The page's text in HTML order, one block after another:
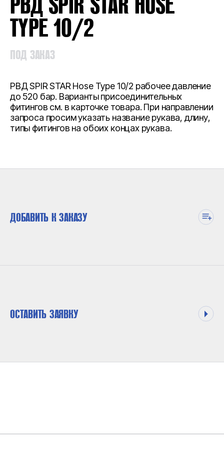
TYPE 10/2
ПОД ЗАКАЗ
РВД SPIR STAR Hose Type 10/2 рабочее давление
до 520 бар. Варианты присоединительных
фитингов см. в карточке товара. При направлении
запроса просим указать название рукава, длину,
типы фитингов на обоих концах рукава.
ДОБАВИТЬ К ЗАКАЗУ
ОСТАВИТЬ ЗАЯВКУ